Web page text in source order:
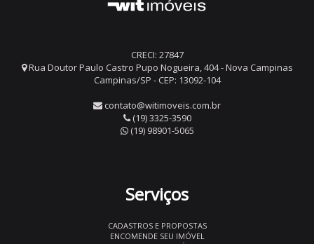
CRECI: 27847
Rua Doutor Paulo Castro Pupo Nogueira, 404 - Nova Campinas
Campinas/SP - CEP: 13092-104
contato@witimoveis.com.br
(19) 3325-3590
(19) 98901-5065
Serviços
CADASTROS E PROPOSTAS
ENCOMENDE SEU IMÓVEL